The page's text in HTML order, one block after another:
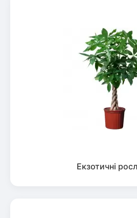
Екзотичні